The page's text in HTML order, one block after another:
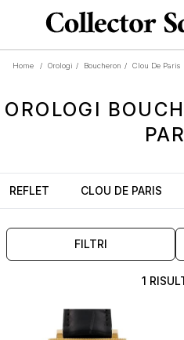
Home / Orologi / Boucheron / Clou De Paris
OROLOGI
REFLET CLOU DE PARIS
FILTRI
1